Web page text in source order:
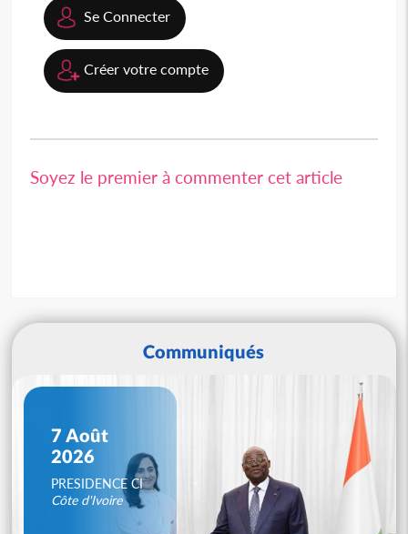
Se Connecter
Créer votre compte
Soyez le premier à commenter cet article
Communiqués
7 Août
2026
PRESIDENCE CI
Côte d'Ivoire